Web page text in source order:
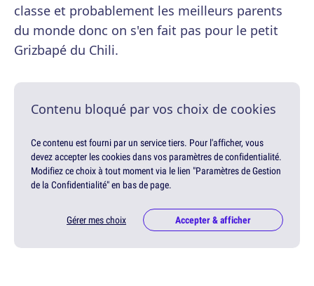
classe et probablement les meilleurs parents
du monde donc on s'en fait pas pour le petit
Grizbapé du Chili.
Contenu bloqué par vos choix de cookies
Ce contenu est fourni par un service tiers. Pour l'afficher, vous
devez accepter les cookies dans vos paramètres de confidentialité.
Modifiez ce choix à tout moment via le lien "Paramètres de Gestion
de la Confidentialité" en bas de page.
Gérer mes choix Accepter & afficher